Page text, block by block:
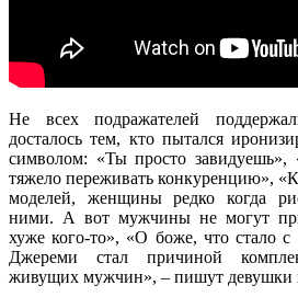
Не всех подражателей
досталось тем, кто пытался
символом: «Ты просто
тяжело переживать конкуренцию»,
моделей, женщины редко когда
ними. А вот мужчины не могут
хуже кого-то», «О боже, что стало
Джереми стал причиной
живущих мужчин», – пишут девушки